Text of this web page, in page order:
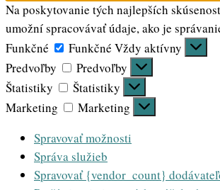
Na poskytovanie tých najlepších
umožní spracovávať údaje, ako je
Funkčné
Funkčné Vždy aktívny
Predvoľby
Predvoľby
Štatistiky
Štatistiky
Marketing
Marketing
Spravovať možnosti
Správa služieb
Spravovať {vendor_count}